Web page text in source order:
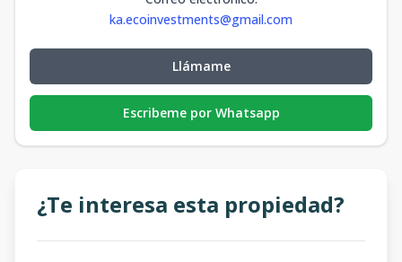
ka.ecoinvestments@gmail.com
Llámame
Escribeme por Whatsapp
¿Te interesa esta propiedad?